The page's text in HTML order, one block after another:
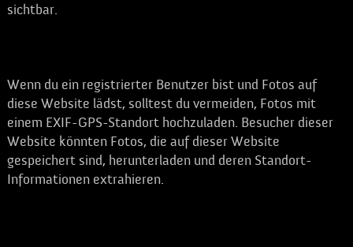
sichtbar.
Wenn du ein registrierter Benutzer bist und Fotos auf
diese Website lädst, solltest du vermeiden, Fotos mit
einem EXIF-GPS-Standort hochzuladen. Besucher dieser
Website könnten Fotos, die auf dieser Website
gespeichert sind, herunterladen und deren Standort-
Informationen extrahieren.